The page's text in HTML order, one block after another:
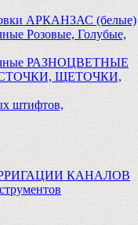
АРКАНЗАС (белые)
Розовые, Голубые,
РАЗНОЦВЕТНЫЕ
ЩЕТОЧКИ,
штифтов,
КАНАЛОВ